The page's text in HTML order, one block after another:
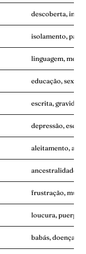
descoberta,
isolamento,
linguagem,
educação, sexo,
escrita, gravidez,
depressão,
aleitamento,
ancestralidade,
frustração,
loucura,
babás, doença,